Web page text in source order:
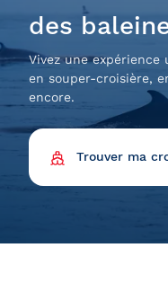
des
Vivez une expérience
en souper-croisière,
encore.
Trouver ma
Retour